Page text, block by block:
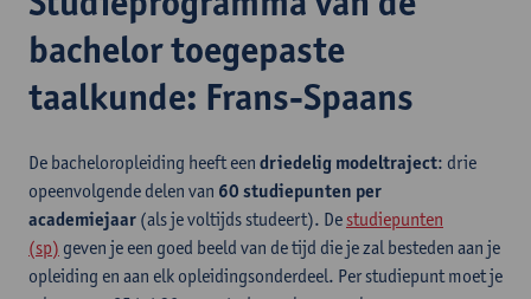
bachelor toegepaste
taalkunde: Frans-Spaans
De bacheloropleiding heeft een driedelig modeltraject: drie
opeenvolgende delen van 60 studiepunten per
academiejaar (als je voltijds studeert). De studiepunten
(sp) geven je een goed beeld van de tijd die je zal besteden aan je
opleiding en aan elk opleidingsonderdeel. Per studiepunt moet je